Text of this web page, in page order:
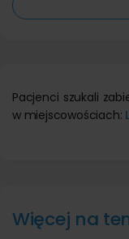
Pacjenci szukali
w miejscowościach:
Więcej na